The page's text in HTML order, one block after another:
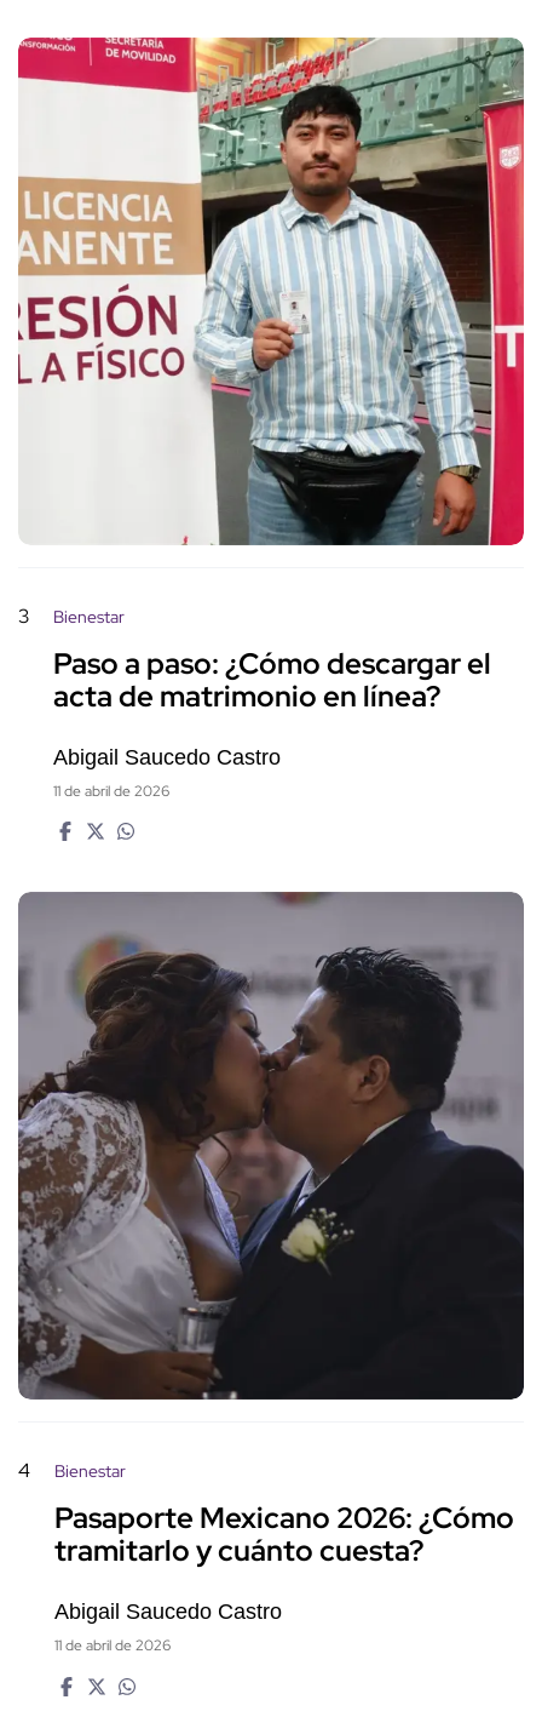
3 Bienestar
Paso a paso: ¿Cómo descargar el
acta de matrimonio en línea?
Abigail Saucedo Castro
11 de abril de 2026
4 Bienestar
Pasaporte Mexicano 2026: ¿Cómo
tramitarlo y cuánto cuesta?
Abigail Saucedo Castro
11 de abril de 2026